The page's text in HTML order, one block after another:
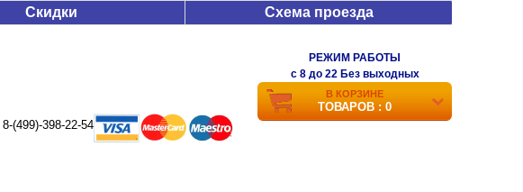
Скидки Схема проезда
8-(499)-398-22-54
РЕЖИМ РАБОТЫ
c 8 до 22 Без выходных
В КОРЗИНЕ
ТОВАРОВ : 0